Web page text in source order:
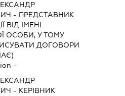
- ПРЕДСТАВНИК
ВІД ІМЕНІ
ОСОБИ, У ТОМУ
ДОГОВОРИ
-
- КЕРІВНИК